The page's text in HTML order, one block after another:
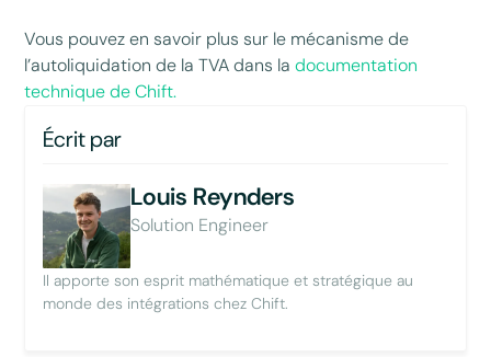
Écrit par
Louis Reynders
Solution Engineer
Il apporte son esprit mathématique et stratégique au
monde des intégrations chez Chift.
Vous pouvez en savoir plus sur le mécanisme de
l’autoliquidation de la TVA dans ladocumentation
technique de Chift.